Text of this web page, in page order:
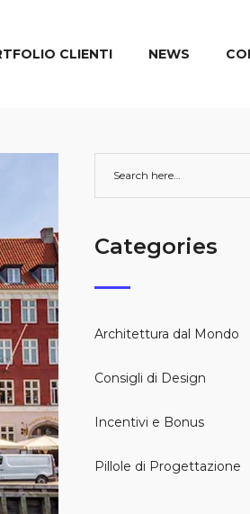
CLIENTI NEWS
Categories
Architettura dal Mondo
Consigli di Design
Incentivi e Bonus
Pillole di Progettazione